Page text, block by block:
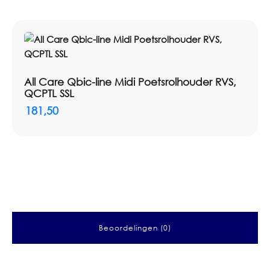
All Care Qbic-line Midi Poetsrolhouder RVS,
QCPTL SSL
181,50
Beoordelingen (0)